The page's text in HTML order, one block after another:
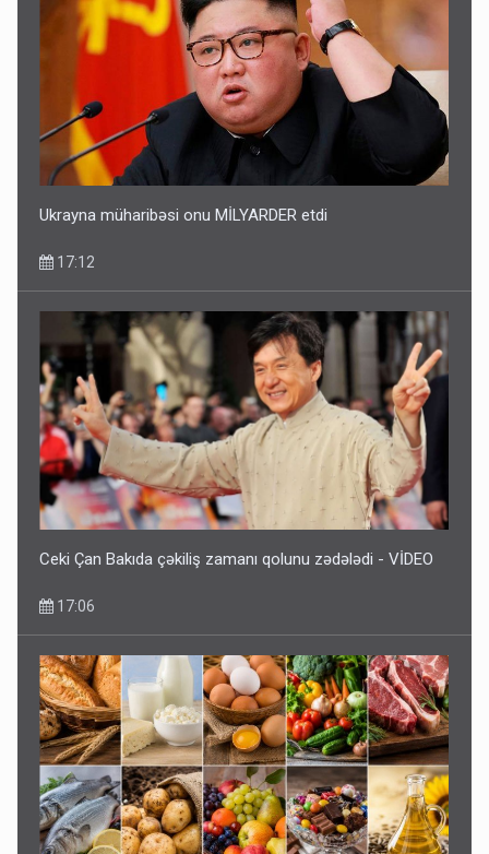
Ukrayna müharibəsi onu MİLYARDER etdi
17:12
Ceki Çan Bakıda çəkiliş zamanı qolunu zədələdi - VİDEO
17:06